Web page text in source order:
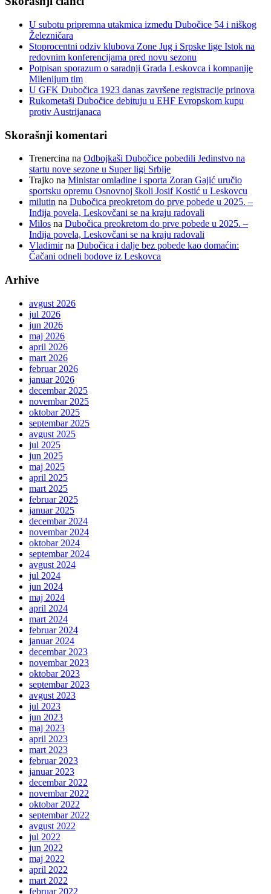
U subotu pripremna utakmica između Dubočice 54 i niškog
Železničara
Stoprocentni odziv klubova Zone Jug i Srpske lige Istok na
redovnim konferencijama pred novu sezonu
Potpisan sporazum o saradnji Grada Leskovca i kompanije
Milenijum tim
U GFK Dubočica 1923 danas završene registracije prinova
Rukometaši Dubočice debituju u EHF Evropskom kupu
protiv Austrijanaca
Skorašnji komentari
Trenercina na Odbojkaši Dubočice pobedili Jedinstvo na
startu nove sezone u Super ligi Srbije
Trajko na Ministar omladine i sporta Zoran Gajić uručio
sportsku opremu Osnovnoj školi Josif Kostić u Leskovcu
milutin na Dubočica preokretom do prve pobede u 2025. –
Inđija povela, Leskovčani se na kraju radovali
Milos na Dubočica preokretom do prve pobede u 2025. –
Inđija povela, Leskovčani se na kraju radovali
Vladimirna Dubočica i dalje bez pobede kao domaćin:
Čačani odneli bodove iz Leskovca
Arhive
avgust 2026
jul 2026
jun 2026
maj 2026
april 2026
mart 2026
februar 2026
januar 2026
decembar 2025
novembar 2025
oktobar 2025
septembar 2025
avgust 2025
jul 2025
jun 2025
maj 2025
april 2025
mart 2025
februar 2025
januar 2025
decembar 2024
novembar 2024
oktobar 2024
septembar 2024
avgust 2024
jul 2024
jun 2024
maj 2024
april 2024
mart 2024
februar 2024
januar 2024
decembar 2023
novembar 2023
oktobar 2023
septembar 2023
avgust 2023
jul 2023
jun 2023
maj 2023
april 2023
mart 2023
februar 2023
januar 2023
decembar 2022
novembar 2022
oktobar 2022
septembar 2022
avgust 2022
jul 2022
jun 2022
maj 2022
april 2022
mart 2022
februar 2022